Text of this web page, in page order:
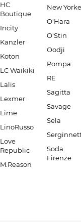
HC
Boutique
Incity
Kanzler
Koton
LC Waikiki
Lalis
Lexmer
Lime
LinoRusso
Love
Republic
M.Reason
New
O'Hara
O'Stin
Oodji
Pompa
RE
Sagitta
Savage
Sela
Soda
Firenze